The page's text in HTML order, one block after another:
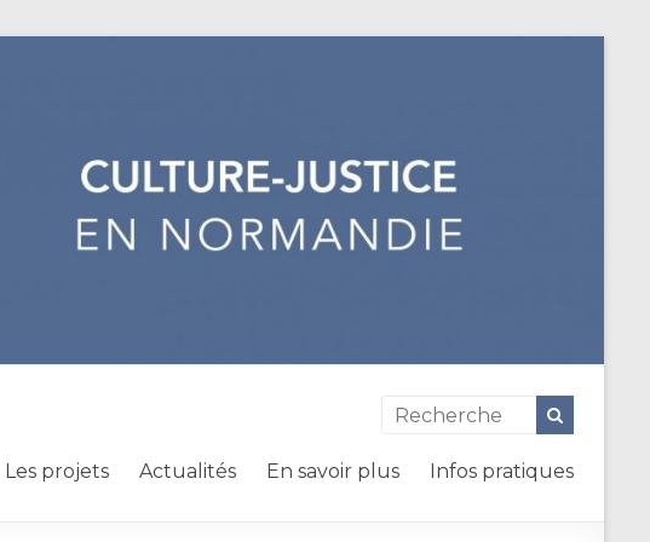
Les projets Actualités En savoir plus Infos pratiques